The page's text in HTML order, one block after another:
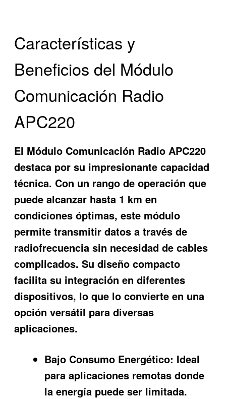
Características y
Beneficios del Módulo
Comunicación Radio
APC220
El Módulo Comunicación Radio APC220
destaca por su impresionante capacidad
técnica. Con un rango de operación que
puede alcanzar hasta 1 km en
condiciones óptimas, este módulo
permite transmitir datos a través de
radiofrecuencia sin necesidad de cables
complicados. Su diseño compacto
facilita su integración en diferentes
dispositivos, lo que lo convierte en una
opción versátil para diversas
aplicaciones.
Bajo Consumo Energético: Ideal
para aplicaciones remotas donde
la energía puede ser limitada.